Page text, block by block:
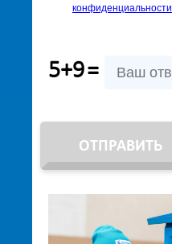
конфиденциальности
5+9=
ОТПРАВИТЬ